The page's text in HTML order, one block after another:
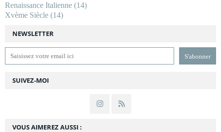
NEWSLETTER
SUIVEZ-MOI
VOUS AIMEREZ AUSSI :
Renaissance Italienne (14)
Xvème Siècle (14)